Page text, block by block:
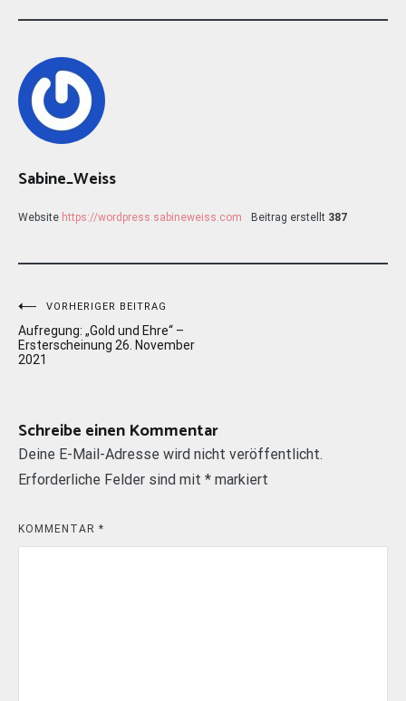
Sabine_Weiss
Website https://wordpress.sabineweiss.com Beitrag erstellt 387
Beitragsnavigation
VORHERIGER BEITRAG
Aufregung: „Gold und Ehre“ –
Ersterscheinung 26. November
2021
Schreibe einen Kommentar
Deine E-Mail-Adresse wird nicht veröffentlicht.
Erforderliche Felder sind mit * markiert
KOMMENTAR *